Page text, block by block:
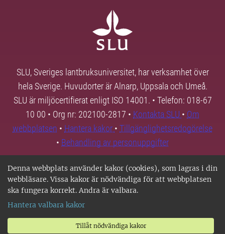
Denna webbplats använder kakor (cookies), som lagras i din
webbläsare. Vissa kakor är nödvändiga för att webbplatsen
ska fungera korrekt. Andra är valbara.
Hantera valbara kakor
Tillåt nödvändiga kakor
SLU, Sveriges lantbruksuniversitet, har verksamhet över
hela Sverige. Huvudorter är Alnarp, Uppsala och Umeå.
SLU är miljöcertifierat enligt ISO 14001. • Telefon: 018-67
10 00 • Org nr: 202100-2817 • Kontakta SLU • Om
webbplatsen • Hantera kakor • Tillgänglighetsredogörelse
• Behandling av personuppgifter